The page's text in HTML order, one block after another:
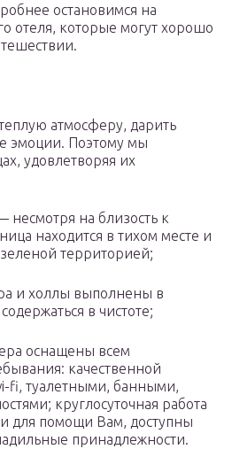
остановимся на
отеля, которые могут хорошо
атмосферу, дарить
эмоции. Поэтому мы
удовлетворяя их
на близость к
находится в тихом месте и
территорией;
и холлы выполнены в
в чистоте;
оснащены всем
качественной
fi, туалетными, банными,
круглосуточная работа
для помощи Вам, доступны
принадлежности.